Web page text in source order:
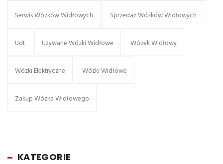
Serwis Wózków Widłowych Sprzedaż Wózków Widłowych
Udt Używane Wózki Widłowe Wózek Widłowy
Wózki Elektryczne Wózki Widłowe
Zakup Wózka Widłowego
KATEGORIE